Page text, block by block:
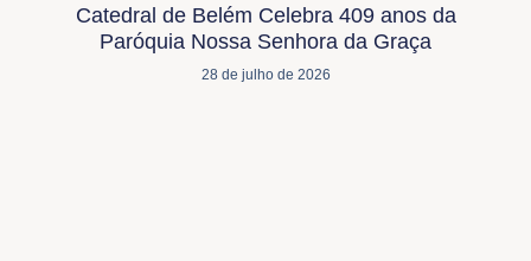
Catedral de Belém Celebra 409 anos da
Paróquia Nossa Senhora da Graça
28 de julho de 2026